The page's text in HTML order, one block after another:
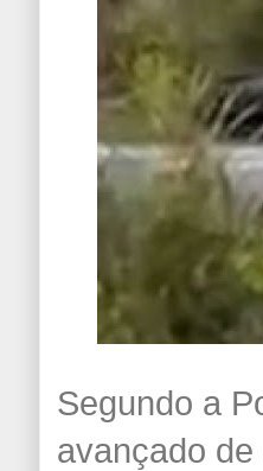
Segundo a
avançado